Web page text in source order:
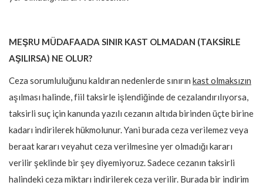
MEŞRU MÜDAFAADA SINIR KAST OLMADAN (TAKSİRLE
AŞILIRSA) NE OLUR?
Ceza sorumluluğunu kaldıran nedenlerde sınırın kast olmaksızın
aşılması halinde, fiil taksirle işlendiğinde de cezalandırılıyorsa,
taksirli suç için kanunda yazılı cezanın altıda birinden üçte birine
kadarı indirilerek hükmolunur. Yani burada ceza verilemez veya
beraat kararı veyahut ceza verilmesine yer olmadığı kararı
verilir şeklinde bir şey diyemiyoruz. Sadece cezanın taksirli
halindeki ceza miktarı indirilerek ceza verilir. Burada bir indirim